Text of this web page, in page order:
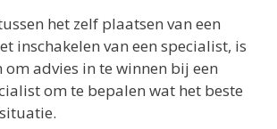
het zelf plaatsen van een
inschakelen van een specialist, is
advies in te winnen bij een
om te bepalen wat het beste